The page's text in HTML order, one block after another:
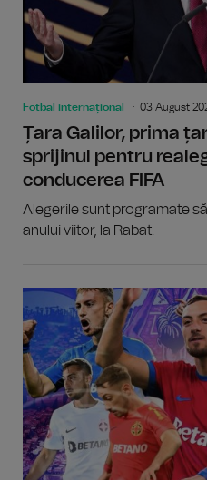
Fotbal internațional 03 August
Țara Galilor, prima
sprijinul pentru
conducerea FIFA
Alegerile sunt programate
anului viitor, la Rabat.